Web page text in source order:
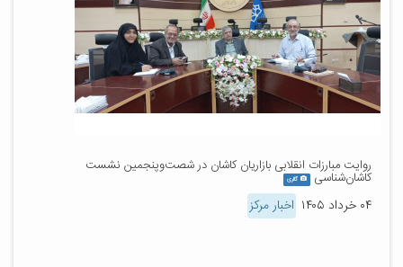
روایت مبارزات انقلابی بازاریان کاشان در شصت‌وپنجمین نشست
کاشان‌شناسی گالری
۰۴ خرداد ۱۴۰۵ اخبار مرکز